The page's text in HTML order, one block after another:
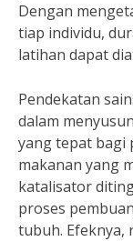
Dengan
tiap individu,
latihan dapat
Pendekatan
dalam
yang tepat bagi
makanan yang
katalisator
proses
tubuh. Efeknya,